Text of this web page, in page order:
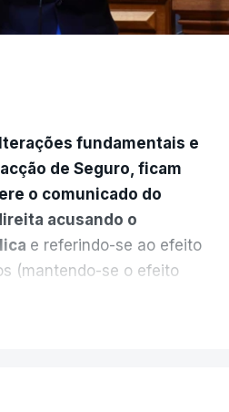
fundamentais e
de Seguro, ficam
o comunicado do
acusando o
e referindo-se ao efeito
(mantendo-se o efeito
de expulsar do país